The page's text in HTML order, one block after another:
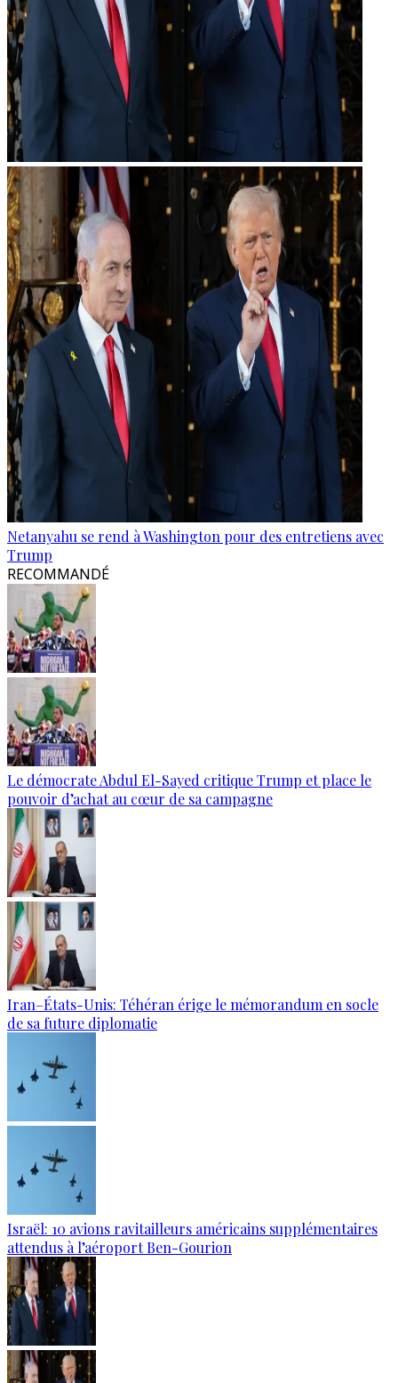
Netanyahu se rend à Washington pour des entretiens avec
Trump
RECOMMANDÉ
Le démocrate Abdul El-Sayed critique Trump et place le
pouvoir d’achat au cœur de sa campagne
Iran–États-Unis: Téhéran érige le mémorandum en socle
de sa future diplomatie
Israël: 10 avions ravitailleurs américains supplémentaires
attendus à l’aéroport Ben-Gourion